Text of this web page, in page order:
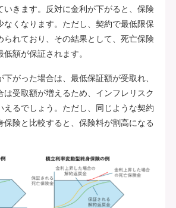
いきます。反対に金利が下がると、保険
なくなります。ただし、契約で最低限保
られており、その結果として、死亡保険
額が保証されます。
がった場合は、最低保証額が受取れ、
は受取額が増えるため、インフレリスク
えるでしょう。ただし、同じような契約
保険と比較すると、保険料が割高になる